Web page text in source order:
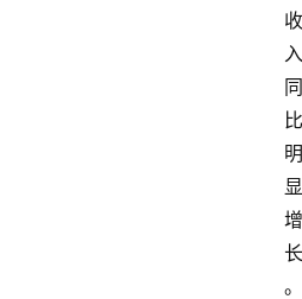
收
入
同
比
明
显
增
长
。